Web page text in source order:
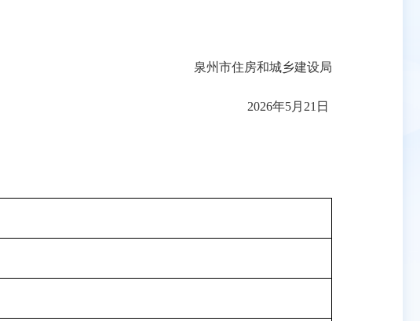
泉州市住房和城乡建设局
2026年5月21日